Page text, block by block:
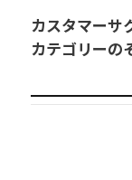
カスタマーサ
カテゴリーの